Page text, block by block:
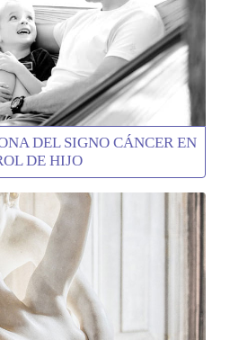
DEL SIGNO CÁNCER EN
DE HIJO